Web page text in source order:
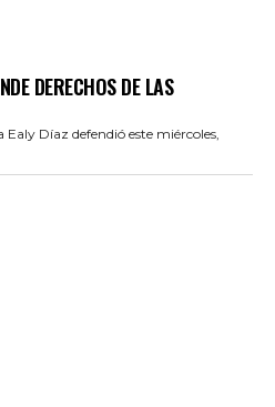
DERECHOS DE LAS
Ealy Díaz defendió este miércoles,